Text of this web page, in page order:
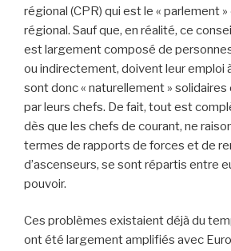
régional (CPR) qui est le « parlement
régional. Sauf que, en réalité, ce
est largement composé de
ou indirectement, doivent leur emploi
sont donc « naturellement »
par leurs chefs. De fait, tout est
dès que les chefs de courant, ne
termes de rapports de forces et de
d’ascenseurs, se sont répartis entre
pouvoir.
Ces problèmes existaient déjà du
ont été largement amplifiés avec